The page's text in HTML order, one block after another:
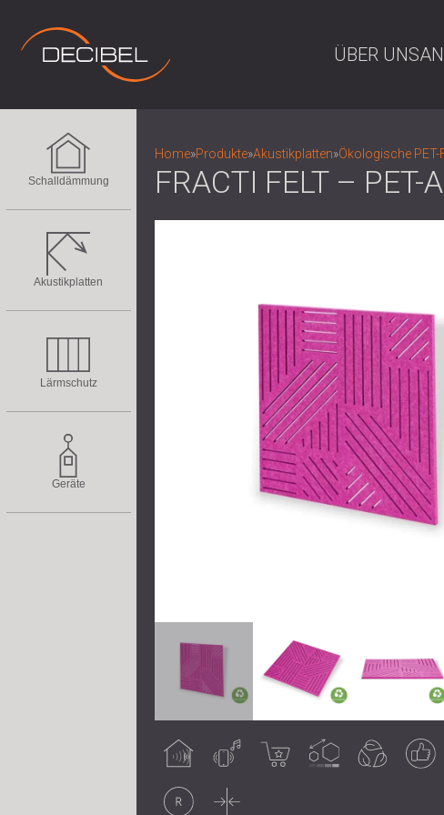
ÜBER UNS
Schalldämmung
Akustikplatten
Lärmschutz
Geräte
Home»Produkte»Akustikplatten»Ökologische
FRACTI FELT – PET-
Wirkung
Ergebnis